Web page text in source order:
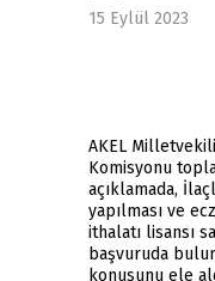
15 Eylül 2023
AKEL
Komisyonu
açıklamada,
yapılması ve
ithalatı lisansı
başvuruda
konusunu ele